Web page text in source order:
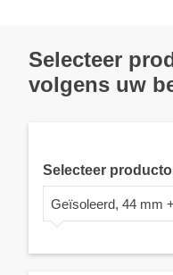
Selecteer
volgens uw
Selecteer
Geïsoleerd, 44 mm